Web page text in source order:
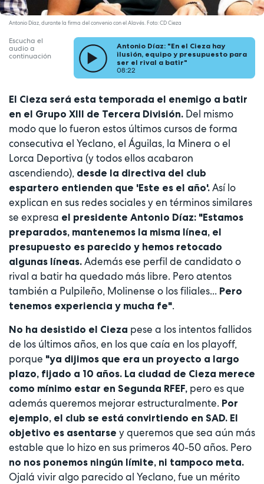
Antonio Díaz, durante la firma del convenio con el Alavés. Foto: CD Cieza
Escucha el
audio a
continuación
Antonio Díaz: "En el Cieza hay
ilusión, equipo y presupuesto para
ser el rival a batir"
08:22
El Cieza será esta temporada el enemigo a batir
en el Grupo XIII de Tercera División. Del mismo
modo que lo fueron estos últimos cursos de forma
consecutiva el Yeclano, el Águilas, la Minera o el
Lorca Deportiva (y todos ellos acabaron
ascendiendo), desde la directiva del club
espartero entienden que 'Este es el año'. Así lo
explican en sus redes sociales y en términos similares
se expresa el presidente Antonio Díaz: "Estamos
preparados, mantenemos la misma línea, el
presupuesto es parecido y hemos retocado
algunas líneas. Además ese perfil de candidato o
rival a batir ha quedado más libre. Pero atentos
también a Pulpileño, Molinense o los filiales... Pero
tenemos experiencia y mucha fe".
No ha desistido el Cieza pese a los intentos fallidos
de los últimos años, en los que caía en los playoff,
porque "ya dijimos que era un proyecto a largo
plazo, fijado a 10 años. La ciudad de Cieza merece
como mínimo estar en Segunda RFEF, pero es que
además queremos mejorar estructuralmente. Por
ejemplo, el club se está convirtiendo en SAD. El
objetivo es asentarse y queremos que sea aún más
estable que lo hizo en sus primeros 40-50 años. Pero
no nos ponemos ningún límite, ni tampoco meta.
Ojalá vivir algo parecido al Yeclano, fue un mérito